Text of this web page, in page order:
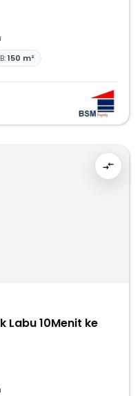
150 m²
Labu 10Menit ke